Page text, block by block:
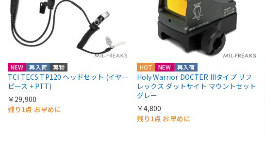
NEW 再入荷 実物
TCI TECS TP120 ヘッドセット (イヤー
ピース + PTT)
￥29,900
残り1点 お早めに
HOT NEW 再入荷
Holy Warrior DOCTER IIIタイプ リフ
レックス ダットサイト マウントセット
グレー
￥4,800
残り1点 お早めに